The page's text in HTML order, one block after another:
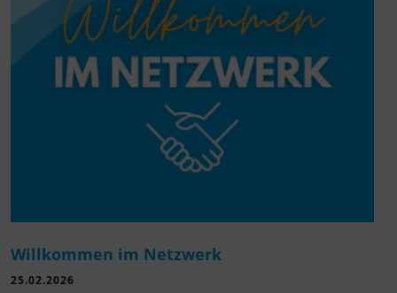
Willkommen im Netzwerk
25.02.2026